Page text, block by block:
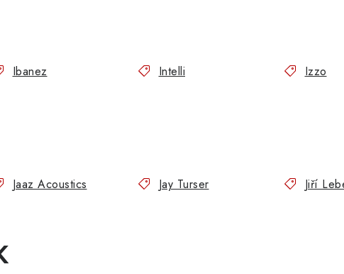
Ibanez Intelli Izzo
Jaaz Acoustics Jay Turser Jiří